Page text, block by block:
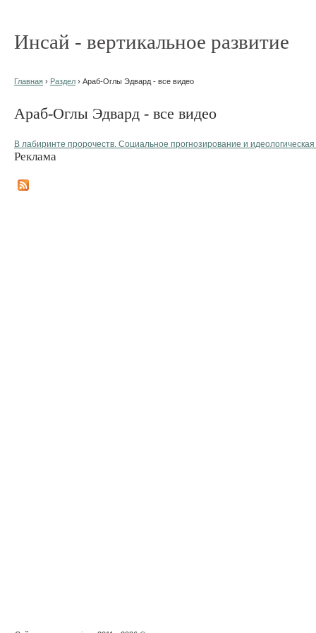
Инсай - вертикальное развитие
Главная › Раздел › Араб-Оглы Эдвард - все видео
Араб-Оглы Эдвард - все видео
В лабиринте пророчеств. Социальное прогнозирование и
Реклама